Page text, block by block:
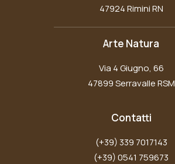
47924 Rimini RN
Arte Natura
Via 4 Giugno, 66
47899 Serravalle RSM
Contatti
(+39) 339 7017143
(+39) 0541 759673